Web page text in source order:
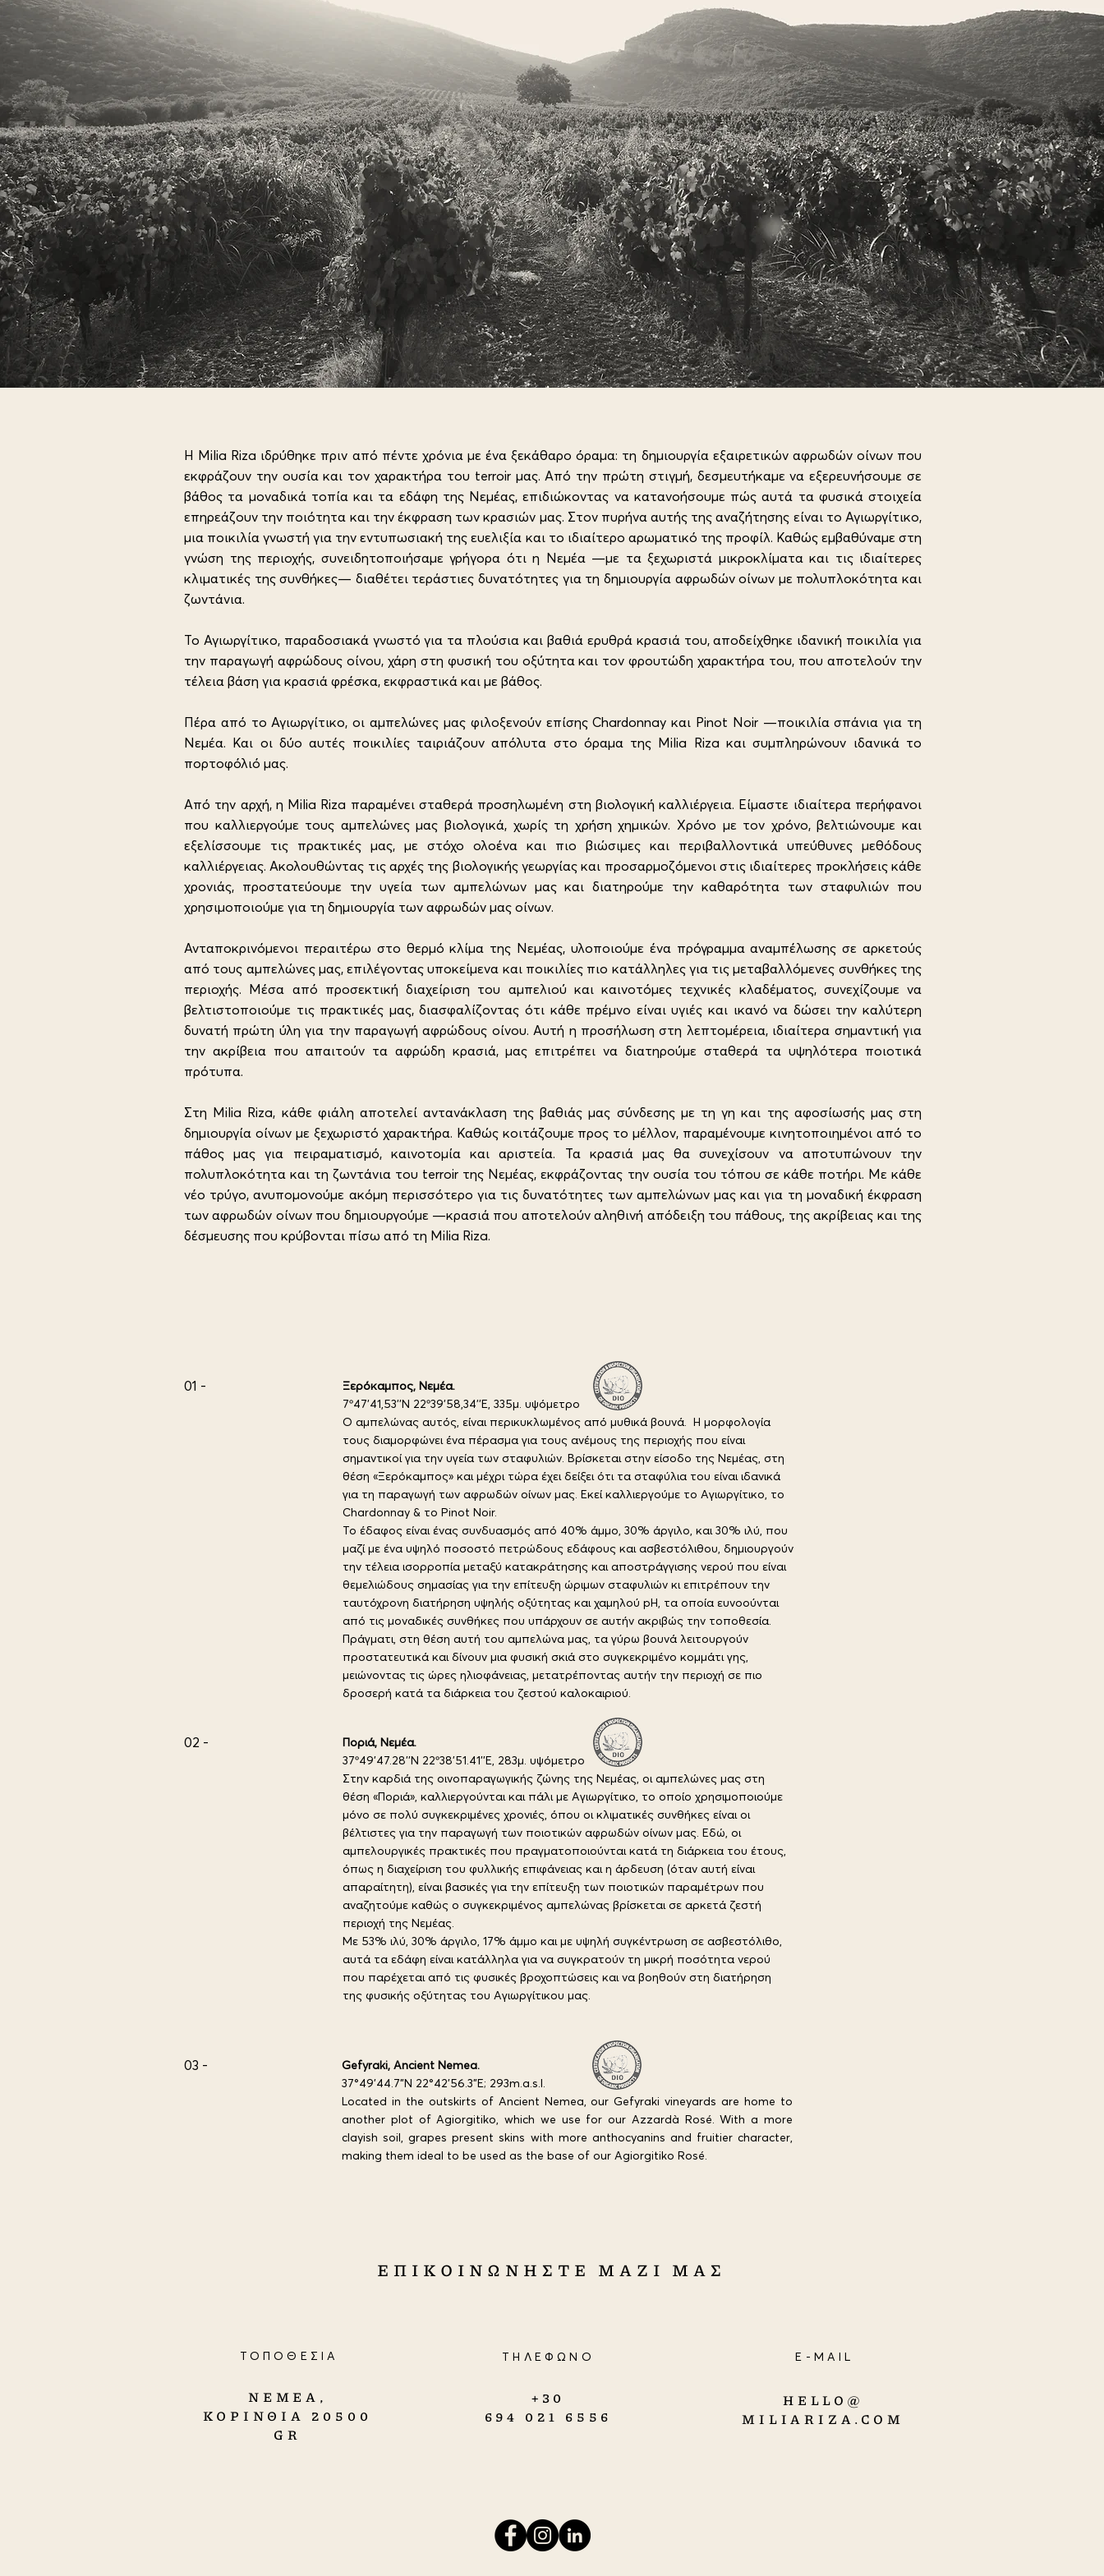
Η Milia Riza ιδρύθηκε πριν από πέντε χρόνια με ένα ξεκάθαρο όραμα: τη δημιουργία εξαιρετικών αφρωδών οίνων που
εκφράζουν την ουσία και τον χαρακτήρα του terroir μας. Από την πρώτη στιγμή, δεσμευτήκαμε να εξερευνήσουμε σε
βάθος τα μοναδικά τοπία και τα εδάφη της Νεμέας, επιδιώκοντας να κατανοήσουμε πώς αυτά τα φυσικά στοιχεία
επηρεάζουν την ποιότητα και την έκφραση των κρασιών μας. Στον πυρήνα αυτής της αναζήτησης είναι το Αγιωργίτικο,
μια ποικιλία γνωστή για την εντυπωσιακή της ευελιξία και το ιδιαίτερο αρωματικό της προφίλ. Καθώς εμβαθύναμε στη
γνώση της περιοχής, συνειδητοποιήσαμε γρήγορα ότι η Νεμέα —με τα ξεχωριστά μικροκλίματα και τις ιδιαίτερες
κλιματικές της συνθήκες— διαθέτει τεράστιες δυνατότητες για τη δημιουργία αφρωδών οίνων με πολυπλοκότητα και
ζωντάνια.
Το Αγιωργίτικο, παραδοσιακά γνωστό για τα πλούσια και βαθιά ερυθρά κρασιά του, αποδείχθηκε ιδανική ποικιλία για
την παραγωγή αφρώδους οίνου, χάρη στη φυσική του οξύτητα και τον φρουτώδη χαρακτήρα του, που αποτελούν την
τέλεια βάση για κρασιά φρέσκα, εκφραστικά και με βάθος.
Πέρα από το Αγιωργίτικο, οι αμπελώνες μας φιλοξενούν επίσης Chardonnay και Pinot Noir —ποικιλία σπάνια για τη
Νεμέα. Και οι δύο αυτές ποικιλίες ταιριάζουν απόλυτα στο όραμα της Milia Riza και συμπληρώνουν ιδανικά το
πορτοφόλιό μας.
Από την αρχή, η Milia Riza παραμένει σταθερά προσηλωμένη στη βιολογική καλλιέργεια. Είμαστε ιδιαίτερα περήφανοι
που καλλιεργούμε τους αμπελώνες μας βιολογικά, χωρίς τη χρήση χημικών. Χρόνο με τον χρόνο, βελτιώνουμε και
εξελίσσουμε τις πρακτικές μας, με στόχο ολοένα και πιο βιώσιμες και περιβαλλοντικά υπεύθυνες μεθόδους
καλλιέργειας. Ακολουθώντας τις αρχές της βιολογικής γεωργίας και προσαρμοζόμενοι στις ιδιαίτερες προκλήσεις κάθε
χρονιάς, προστατεύουμε την υγεία των αμπελώνων μας και διατηρούμε την καθαρότητα των σταφυλιών που
χρησιμοποιούμε για τη δημιουργία των αφρωδών μας οίνων.
Ανταποκρινόμενοι περαιτέρω στο θερμό κλίμα της Νεμέας, υλοποιούμε ένα πρόγραμμα αναμπέλωσης σε αρκετούς
από τους αμπελώνες μας, επιλέγοντας υποκείμενα και ποικιλίες πιο κατάλληλες για τις μεταβαλλόμενες συνθήκες της
περιοχής. Μέσα από προσεκτική διαχείριση του αμπελιού και καινοτόμες τεχνικές κλαδέματος, συνεχίζουμε να
βελτιστοποιούμε τις πρακτικές μας, διασφαλίζοντας ότι κάθε πρέμνο είναι υγιές και ικανό να δώσει την καλύτερη
δυνατή πρώτη ύλη για την παραγωγή αφρώδους οίνου. Αυτή η προσήλωση στη λεπτομέρεια, ιδιαίτερα σημαντική για
την ακρίβεια που απαιτούν τα αφρώδη κρασιά, μας επιτρέπει να διατηρούμε σταθερά τα υψηλότερα ποιοτικά
πρότυπα.
Στη Milia Riza, κάθε φιάλη αποτελεί αντανάκλαση της βαθιάς μας σύνδεσης με τη γη και της αφοσίωσής μας στη
δημιουργία οίνων με ξεχωριστό χαρακτήρα. Καθώς κοιτάζουμε προς το μέλλον, παραμένουμε κινητοποιημένοι από το
πάθος μας για πειραματισμό, καινοτομία και αριστεία. Τα κρασιά μας θα συνεχίσουν να αποτυπώνουν την
πολυπλοκότητα και τη ζωντάνια του terroir της Νεμέας, εκφράζοντας την ουσία του τόπου σε κάθε ποτήρι. Με κάθε
νέο τρύγο, ανυπομονούμε ακόμη περισσότερο για τις δυνατότητες των αμπελώνων μας και για τη μοναδική έκφραση
των αφρωδών οίνων που δημιουργούμε —κρασιά που αποτελούν αληθινή απόδειξη του πάθους, της ακρίβειας και της
δέσμευσης που κρύβονται πίσω από τη Milia Riza.
02 -
Ποριά, Νεμέα.
37º49'47.28''N 22º38'51.41''E, 283μ. υψόμετρο
Στην καρδιά της οινοπαραγωγικής ζώνης της Νεμέας, οι αμπελώνες μας στη
θέση «Ποριά», καλλιεργούνται και πάλι με Αγιωργίτικο, το οποίο χρησιμοποιούμε
μόνο σε πολύ συγκεκριμένες χρονιές, όπου οι κλιματικές συνθήκες είναι οι
βέλτιστες για την παραγωγή των ποιοτικών αφρωδών οίνων μας. Εδώ, οι
αμπελουργικές πρακτικές που πραγματοποιούνται κατά τη διάρκεια του έτους,
όπως η διαχείριση του φυλλικής επιφάνειας και η άρδευση (όταν αυτή είναι
απαραίτητη), είναι βασικές για την επίτευξη των ποιοτικών παραμέτρων που
αναζητούμε καθώς ο συγκεκριμένος αμπελώνας βρίσκεται σε αρκετά ζεστή
περιοχή της Νεμέας.
Με 53% ιλύ, 30% άργιλο, 17% άμμο και με υψηλή συγκέντρωση σε ασβεστόλιθο,
αυτά τα εδάφη είναι κατάλληλα για να συγκρατούν τη μικρή ποσότητα νερού
που παρέχεται από τις φυσικές βροχοπτώσεις και να βοηθούν στη διατήρηση
της φυσικής οξύτητας του Αγιωργίτικου μας.
01 -
Ξερόκαμπος, Νεμέα.
7º47'41,53''N 22º39'58,34''E, 335μ. υψόμετρο
Ο αμπελώνας αυτός, είναι περικυκλωμένος από μυθικά βουνά. Η μορφολογία
τους διαμορφώνει ένα πέρασμα για τους ανέμους της περιοχής που είναι
σημαντικοί για την υγεία των σταφυλιών. Βρίσκεται στην είσοδο της Νεμέας, στη
θέση «Ξερόκαμπος» και μέχρι τώρα έχει δείξει ότι τα σταφύλια του είναι ιδανικά
για τη παραγωγή των αφρωδών οίνων μας. Εκεί καλλιεργούμε το Αγιωργίτικο, το
Chardonnay & το Pinot Noir.
Το έδαφος είναι ένας συνδυασμός από 40% άμμο, 30% άργιλο, και 30% ιλύ, που
μαζί με ένα υψηλό ποσοστό πετρώδους εδάφους και ασβεστόλιθου, δημιουργούν
την τέλεια ισορροπία μεταξύ κατακράτησης και αποστράγγισης νερού που είναι
θεμελιώδους σημασίας για την επίτευξη ώριμων σταφυλιών κι επιτρέπουν την
ταυτόχρονη διατήρηση υψηλής οξύτητας και χαμηλού pH, τα οποία ευνοούνται
από τις μοναδικές συνθήκες που υπάρχουν σε αυτήν ακριβώς την τοποθεσία.
Πράγματι, στη θέση αυτή του αμπελώνα μας, τα γύρω βουνά λειτουργούν
προστατευτικά και δίνουν μια φυσική σκιά στο συγκεκριμένο κομμάτι γης,
μειώνοντας τις ώρες ηλιοφάνειας, μετατρέποντας αυτήν την περιοχή σε πιο
δροσερή κατά τα διάρκεια του ζεστού καλοκαιριού.
03 -
Gefyraki, Ancient Nemea.
37°49'44.7"N 22°42'56.3"E; 293m.a.s.l.
Located in the outskirts of Ancient Nemea, our Gefyraki vineyards are home to
another plot of Agiorgitiko, which we use for our Azzardà Rosé. With a more
clayish soil, grapes present skins with more anthocyanins and fruitier character,
making them ideal to be used as the base of our Agiorgitiko Rosé.
ΕΠΙΚΟΙΝΩΝΗΣΤΕ ΜΑΖΙ ΜΑΣ
ΤΟΠΟΘΕΣΙΑ
ΝΕΜΕΑ,
ΚΟΡΙΝΘΙΑ 20500
GR
ΤΗΛΕΦΩΝΟ
+30
694 021 6556
E-MAIL
HELLO@
MILIARIZA.COM